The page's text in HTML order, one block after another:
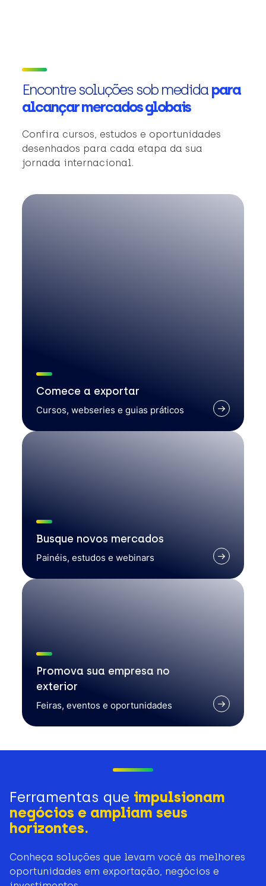
Encontre soluções sob medidapara
alcançar mercados globais
Confira cursos, estudos e oportunidades
desenhados para cada etapa da sua
jornada internacional.
Comece a exportar
Cursos, webseries e guias práticos
Busque novos mercados
Painéis, estudos e webinars
Promova sua empresa no
exterior
Feiras, eventos e oportunidades
Ferramentas que impulsionam
negócios e ampliam seus
horizontes.
Conheça soluções que levam você às melhores
oportunidades em exportação, negócios e